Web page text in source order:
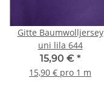
Gitte Baumwolljersey
uni lila 644
15,90 € *
15,90 € pro 1 m